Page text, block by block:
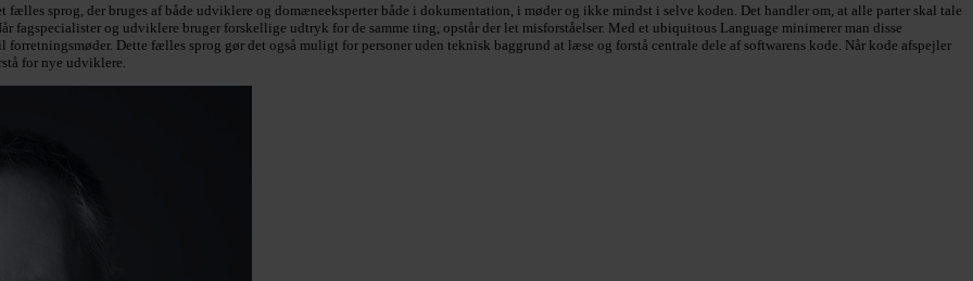
sprog, der bruges af både udviklere og domæneeksperter både i dokumentation, i møder og ikke mindst i selve koden. Det handler om, at alle parter skal tale
fagspecialister og udviklere bruger forskellige udtryk for de samme ting, opstår der let misforståelser. Med et ubiquitous Language minimerer man disse
Dette fælles sprog gør det også muligt for personer uden teknisk baggrund at læse og forstå centrale dele af softwarens kode. Når kode afspejler
for nye udviklere.